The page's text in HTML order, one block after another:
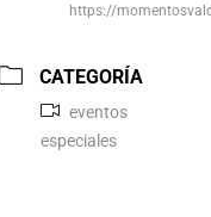
https://
CATEGORÍA
eventos
especiales